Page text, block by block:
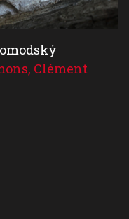
Clément